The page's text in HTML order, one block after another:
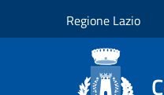
Regione Lazio